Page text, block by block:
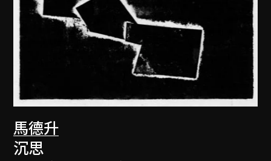
馬德升
沉思